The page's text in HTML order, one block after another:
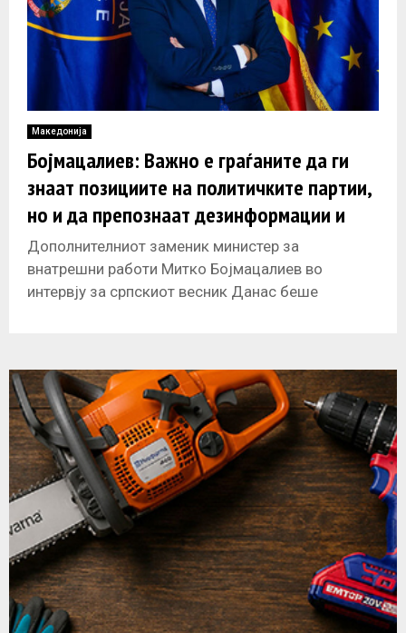
Македонија
Бојмацалиев: Важно е граѓаните да ги
знаат позициите на политичките партии,
но и да препознаат дезинформации и
лажни вести
Дополнителниот заменик министер за
внатрешни работи Митко Бојмацалиев во
интервју за српскиот весник Данас беше